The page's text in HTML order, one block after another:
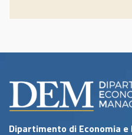
Dipartimento di Economia